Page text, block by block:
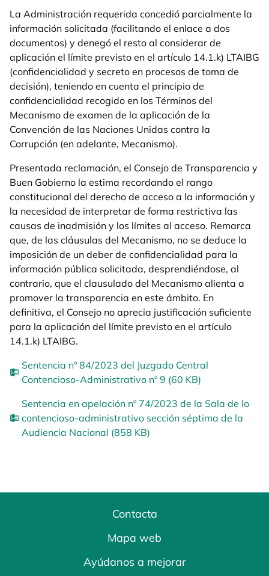
La Administración requerida concedió parcialmente la
información solicitada (facilitando el enlace a dos
documentos) y denegó el resto al considerar de
aplicación el límite previsto en el artículo 14.1.k) LTAIBG
(confidencialidad y secreto en procesos de toma de
decisión), teniendo en cuenta el principio de
confidencialidad recogido en los Términos del
Mecanismo de examen de la aplicación de la
Convención de las Naciones Unidas contra la
Corrupción (en adelante, Mecanismo).
Presentada reclamación, el Consejo de Transparencia y
Buen Gobierno la estima recordando el rango
constitucional del derecho de acceso a la información y
la necesidad de interpretar de forma restrictiva las
causas de inadmisión y los límites al acceso. Remarca
que, de las cláusulas del Mecanismo, no se deduce la
imposición de un deber de confidencialidad para la
información pública solicitada, desprendiéndose, al
contrario, que el clausulado del Mecanismo alienta a
promover la transparencia en este ámbito. En
definitiva, el Consejo no aprecia justificación suficiente
para la aplicación del límite previsto en el artículo
14.1.k) LTAIBG.
Sentencia nº 84/2023 del Juzgado Central
Contencioso-Administrativo nº 9 (60 KB)
Sentencia en apelación nº 74/2023 de la Sala de lo
contencioso-administrativo sección séptima de la
Audiencia Nacional (858 KB)
Contacta
Mapa web
Ayúdanos a mejorar